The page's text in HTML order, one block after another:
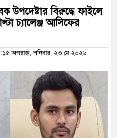
উপদেষ্টার বিরুদ্ধে ফাইলে
চ্যালেঞ্জ আসিফের
অপরাহ্ন, শনিবার, ২৩ মে ২০২৬